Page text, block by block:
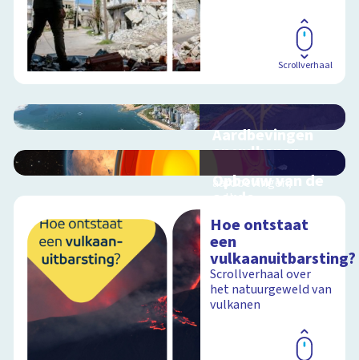
Scrollverhaal
Aardbevingen
en vulkanen
Hoe ontstaan
aardbevingen,
vulkanen en
Schoolplaat
Opbouw van de
aarde
schoolplaat over
aardlagen
Hoe ontstaat
een
vulkaanuitbarsting?
Scrollverhaal over
het natuurgeweld van
vulkanen